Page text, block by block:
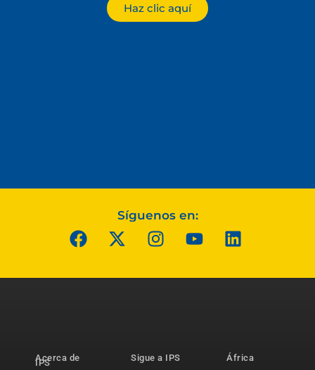
Haz clic aquí
Síguenos en:
Acerca de
IPS
Sigue a IPS
África